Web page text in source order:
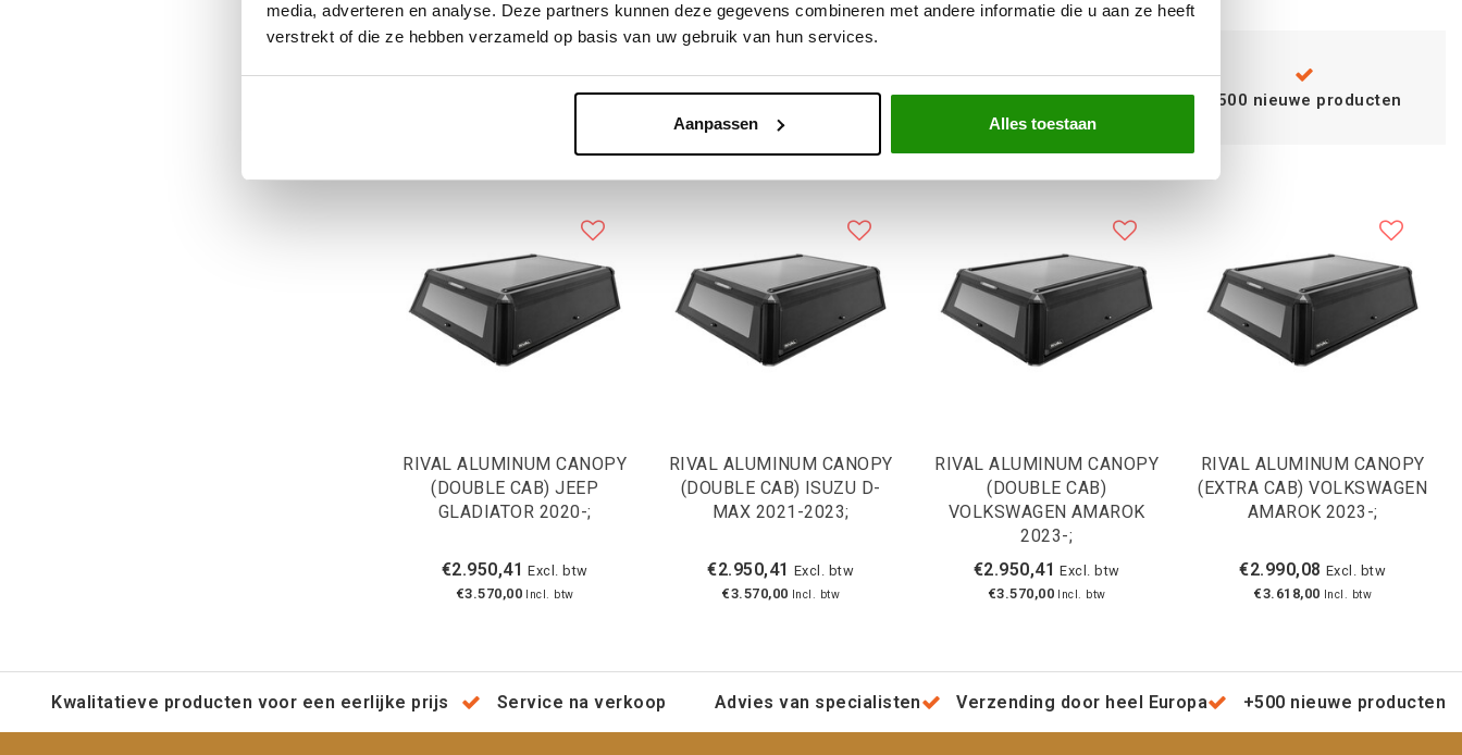
media, adverteren en analyse. Deze partners kunnen deze gegevens combineren met andere informatie die u aan ze heeft
verstrekt of die ze hebben verzameld op basis van uw gebruik van hun services.
Aanpassen Alles toestaan
Kwalitatieve producten voor een eerlijke prijs Service na verkoop
Advies van
specialisten
+500 nieuwe producten
RIVAL ALUMINUM CANOPY
(DOUBLE CAB) JEEP
GLADIATOR 2020-;
€2.950,41 Excl. btw
€3.570,00
Incl. btw
RIVAL ALUMINUM CANOPY
(DOUBLE CAB) ISUZU D-
MAX 2021-2023;
€2.950,41 Excl. btw
€3.570,00
Incl. btw
RIVAL ALUMINUM CANOPY
(DOUBLE CAB)
VOLKSWAGEN AMAROK
2023-;
€2.950,41 Excl. btw
€3.570,00
Incl. btw
RIVAL ALUMINUM CANOPY
(EXTRA CAB) VOLKSWAGEN
AMAROK 2023-;
€2.990,08 Excl. btw
€3.618,00
Incl. btw
Kwalitatieve producten voor een eerlijke prijs Service na verkoop Advies van specialisten Verzending door heel Europa +500 nieuwe producten